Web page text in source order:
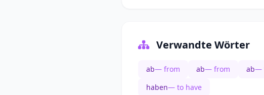
Verwandte Wörter
ab— from ab— from ab—
haben— to have